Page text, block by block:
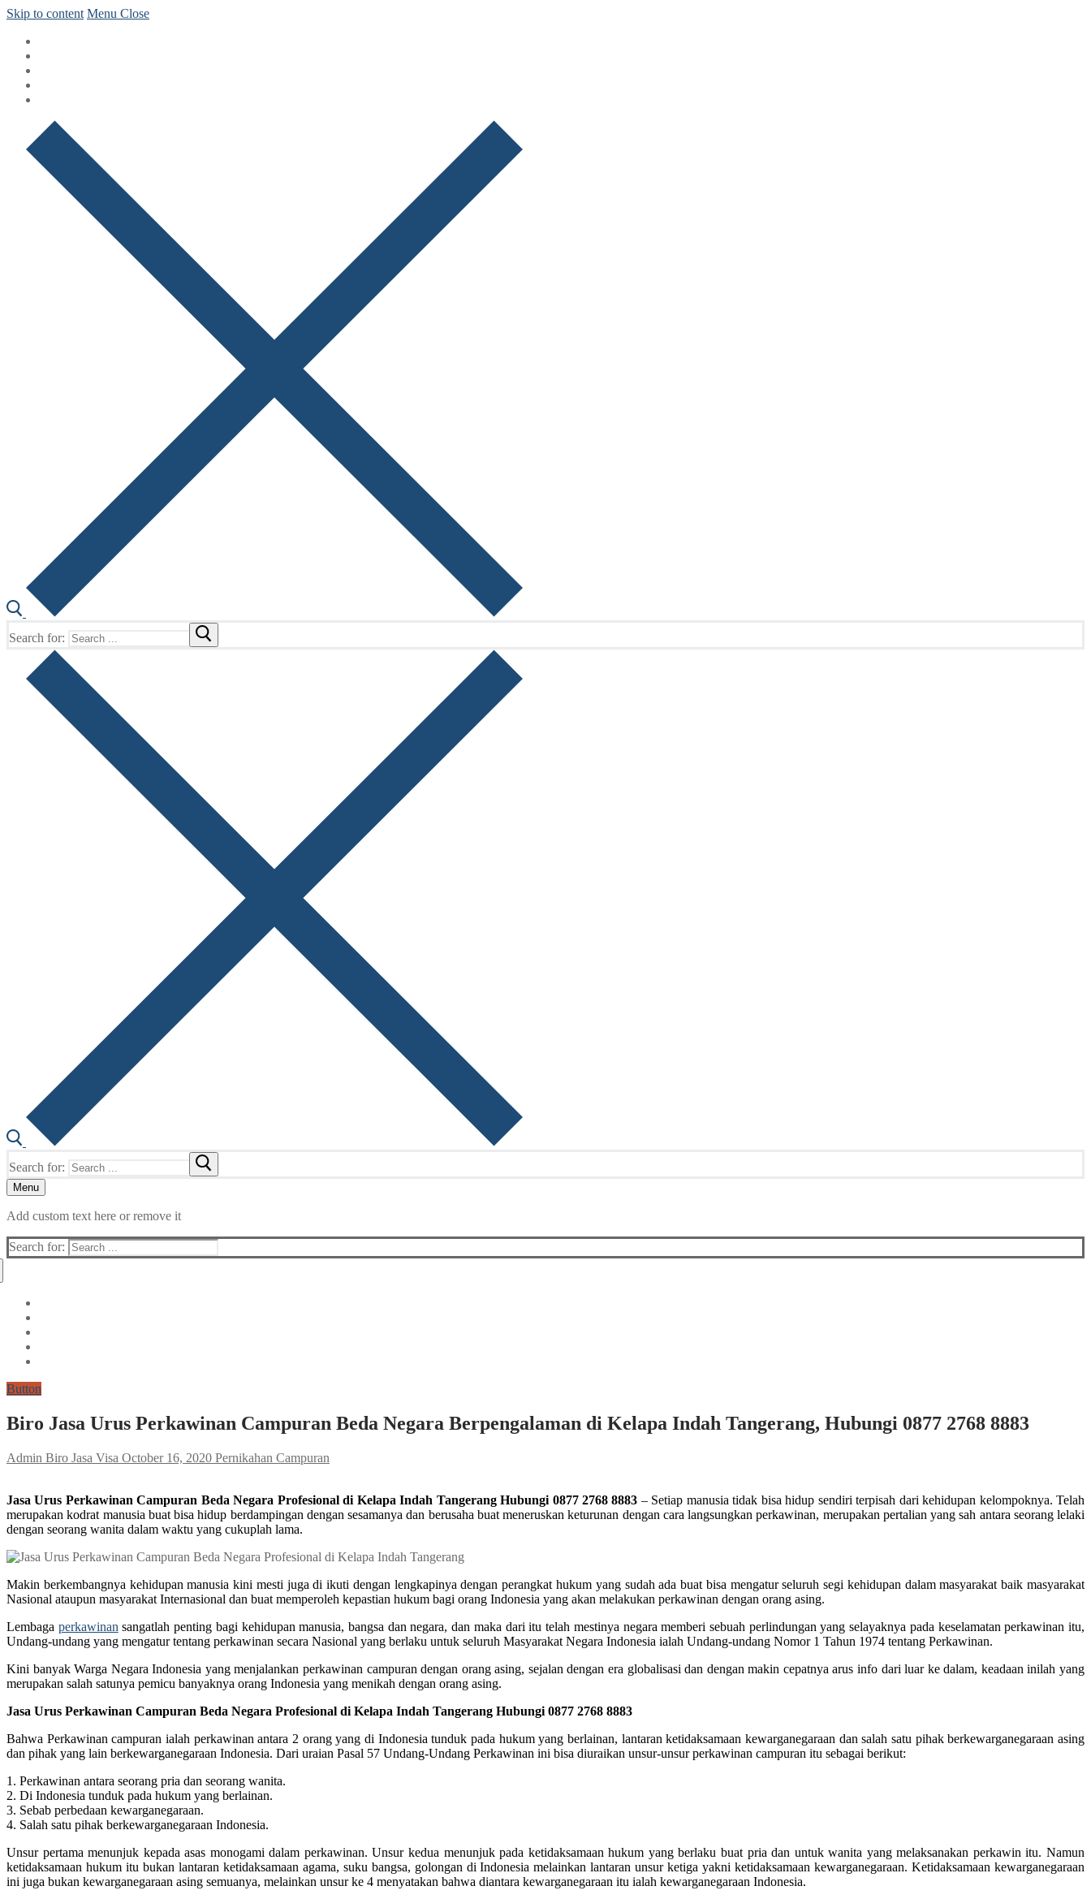
Skip to content Menu Close
Search for:
Search for:
Menu
Add custom text here or remove it
Search for:
Button
Biro Jasa Urus Perkawinan Campuran Beda Negara Berpengalaman di Kelapa Indah Tangerang, Hubungi 0877 2768 8883
Admin Biro Jasa Visa October 16, 2020 Pernikahan Campuran
Jasa Urus Perkawinan Campuran Beda Negara Profesional di Kelapa Indah Tangerang Hubungi 0877 2768 8883 – Setiap manusia tidak bisa hidup sendiri terpisah dari kehidupan kelompoknya. Telah
merupakan kodrat manusia buat bisa hidup berdampingan dengan sesamanya dan berusaha buat meneruskan keturunan dengan cara langsungkan perkawinan, merupakan pertalian yang sah antara seorang lelaki
dengan seorang wanita dalam waktu yang cukuplah lama.
Makin berkembangnya kehidupan manusia kini mesti juga di ikuti dengan lengkapinya dengan perangkat hukum yang sudah ada buat bisa mengatur seluruh segi kehidupan dalam masyarakat baik masyarakat
Nasional ataupun masyarakat Internasional dan buat memperoleh kepastian hukum bagi orang Indonesia yang akan melakukan perkawinan dengan orang asing.
Lembaga perkawinan sangatlah penting bagi kehidupan manusia, bangsa dan negara, dan maka dari itu telah mestinya negara memberi sebuah perlindungan yang selayaknya pada keselamatan perkawinan itu,
Undang-undang yang mengatur tentang perkawinan secara Nasional yang berlaku untuk seluruh Masyarakat Negara Indonesia ialah Undang-undang Nomor 1 Tahun 1974 tentang Perkawinan.
Kini banyak Warga Negara Indonesia yang menjalankan perkawinan campuran dengan orang asing, sejalan dengan era globalisasi dan dengan makin cepatnya arus info dari luar ke dalam, keadaan inilah yang
merupakan salah satunya pemicu banyaknya orang Indonesia yang menikah dengan orang asing.
Jasa Urus Perkawinan Campuran Beda Negara Profesional di Kelapa Indah Tangerang Hubungi 0877 2768 8883
Bahwa Perkawinan campuran ialah perkawinan antara 2 orang yang di Indonesia tunduk pada hukum yang berlainan, lantaran ketidaksamaan kewarganegaraan dan salah satu pihak berkewarganegaraan asing
dan pihak yang lain berkewarganegaraan Indonesia. Dari uraian Pasal 57 Undang-Undang Perkawinan ini bisa diuraikan unsur-unsur perkawinan campuran itu sebagai berikut:
1. Perkawinan antara seorang pria dan seorang wanita.
2. Di Indonesia tunduk pada hukum yang berlainan.
3. Sebab perbedaan kewarganegaraan.
4. Salah satu pihak berkewarganegaraan Indonesia.
Unsur pertama menunjuk kepada asas monogami dalam perkawinan. Unsur kedua menunjuk pada ketidaksamaan hukum yang berlaku buat pria dan untuk wanita yang melaksanakan perkawin itu. Namun
ketidaksamaan hukum itu bukan lantaran ketidaksamaan agama, suku bangsa, golongan di Indonesia melainkan lantaran unsur ketiga yakni ketidaksamaan kewarganegaraan. Ketidaksamaan kewarganegaraan
ini juga bukan kewarganegaraan asing semuanya, melainkan unsur ke 4 menyatakan bahwa diantara kewarganegaraan itu ialah kewarganegaraan Indonesia.